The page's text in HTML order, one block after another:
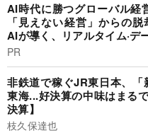
AI時代に勝つグローバル経
「見えない経営」からの
AIが導く、リアルタイム·デ
PR
非鉄道で稼ぐJR東日本、
東海...好決算の中味はまる
決算】
枝久保達也